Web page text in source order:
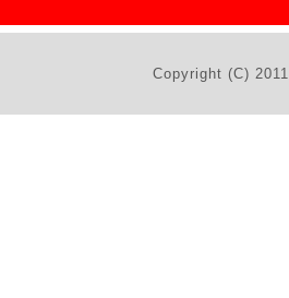
Copyright (C)